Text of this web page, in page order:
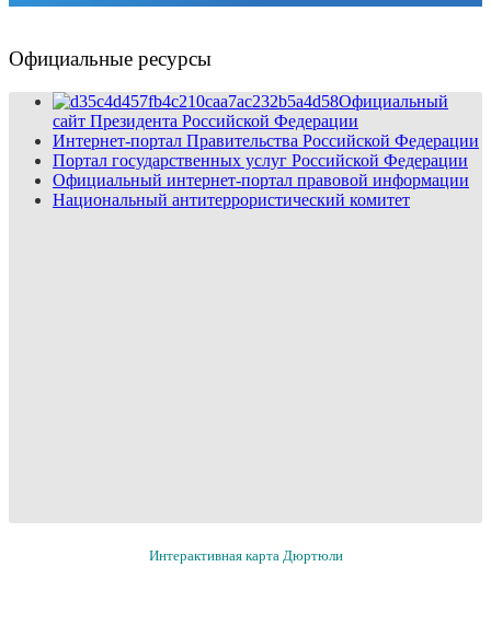
Официальные ресурсы
Официальный
сайт Президента Российской Федерации
Интернет-портал Правительства Российской Федерации
Портал государственных услуг Российской Федерации
Официальный интернет-портал правовой информации
Национальный антитеррористический комитет
Интерактивная карта Дюртюли